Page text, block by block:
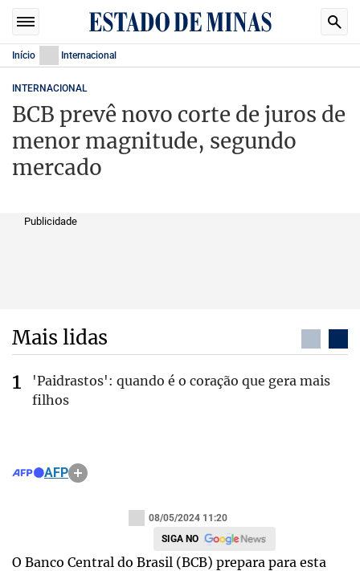
Início Internacional
INTERNACIONAL
BCB prevê novo corte de juros de
menor magnitude, segundo
mercado
Publicidade
Mais lidas
'Paidrastos': quando é o coração que gera mais
filhos
AFP
08/05/2024 11:20
SIGA NO
O Banco Central do Brasil (BCB) prepara para esta